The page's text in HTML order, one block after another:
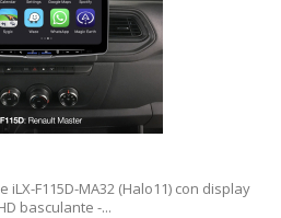
F115D-MA32 (Halo11) con display
basculante -...